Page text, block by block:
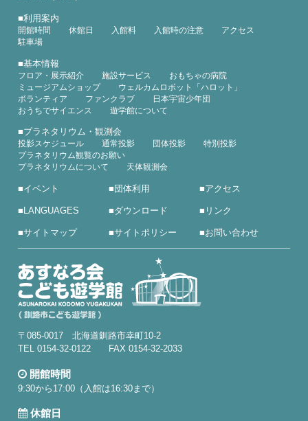
■利用案内
開館時間 休館日 入館料 入館時の注意
アクセス
駐車場
■基本情報
フロア・展示紹介 施設サービス
おもちゃの病院
ミュージアムショップ
ウェルカムロボット「ハロット」
ボランティア
ファンクラブ
日本宇宙少年団
おうちでサイエンス
遊学館について
■プラネタリウム・観測会
投影スケジュール 通常投影 団体投影
特別投影
プラネタリウム観覧のお願い
プラネタリウムについて
天体観測会
■イベント ■ 団体利用 ■アクセス
■ LANGUAGES ■ダウンロード ■ リンク
■サイトマップ ■サイトポリシー ■お問い合わせ
〒085-0017 北海道釧路市幸町10-2
TEL 0154-32-0122 FAX 0154-32-2033
開館時間
9:30から17:00（入館は16:30まで）
休館日